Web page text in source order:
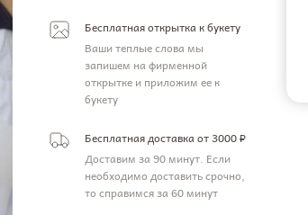
Бесплатная открытка к букету
Ваши теплые слова мы
запишем на фирменной
открытке и приложим ее к
букету
Бесплатная доставка от 3000 ₽
Доставим за 90 минут. Если
необходимо доставить срочно,
то справимся за 60 минут